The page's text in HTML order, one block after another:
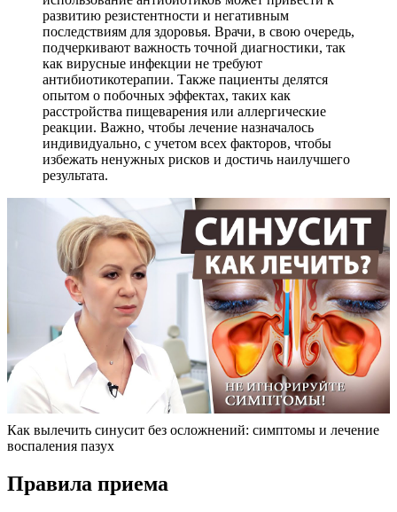
развитию резистентности и негативным
последствиям для здоровья. Врачи, в свою очередь,
подчеркивают важность точной диагностики, так
как вирусные инфекции не требуют
антибиотикотерапии. Также пациенты делятся
опытом о побочных эффектах, таких как
расстройства пищеварения или аллергические
реакции. Важно, чтобы лечение назначалось
индивидуально, с учетом всех факторов, чтобы
избежать ненужных рисков и достичь наилучшего
результата.
Как вылечить синусит без осложнений: симптомы и лечение
воспаления пазух
Правила приема